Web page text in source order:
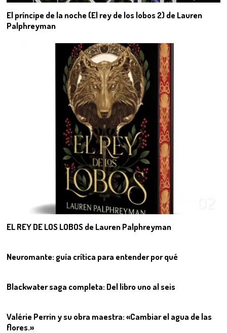
El príncipe de la noche (El rey de los lobos 2) de Lauren
Palphreyman
EL REY DE LOS LOBOS de Lauren Palphreyman
Neuromante: guía crítica para entender por qué
Blackwater saga completa: Del libro uno al seis
Valérie Perrin y su obra maestra: «Cambiar el agua de las
flores.»